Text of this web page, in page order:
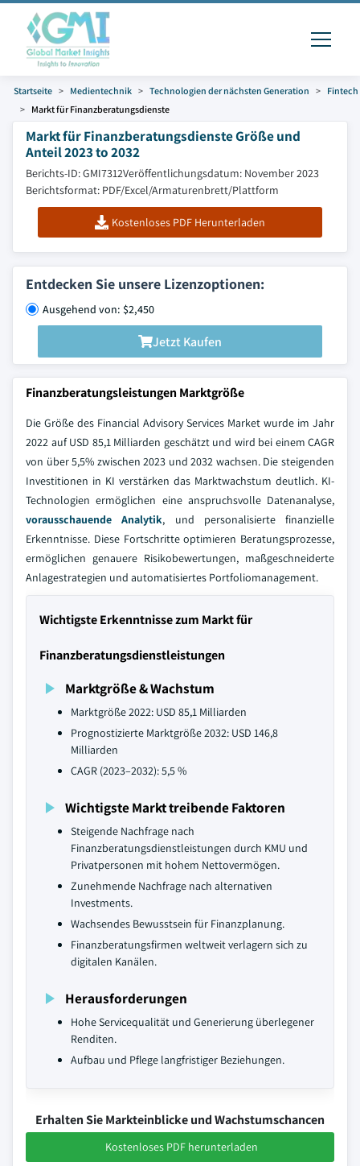
Startseite Medientechnik Technologien der nächsten Generation
Fintech
Markt für Finanzberatungsdienste
Markt für Finanzberatungsdienste Größe und
Anteil 2023 to 2032
Berichts-ID: GMI7312Veröffentlichungsdatum: November 2023
Berichtsformat: PDF/Excel/Armaturenbrett/Plattform
Kostenloses PDF Herunterladen
Entdecken Sie unsere Lizenzoptionen:
Ausgehend von: $2,450
Jetzt Kaufen
Finanzberatungsleistungen Marktgröße
Die Größe des Financial Advisory Services Market wurde im Jahr
2022 auf USD 85,1 Milliarden geschätzt und wird bei einem CAGR
von über 5,5% zwischen 2023 und 2032 wachsen. Die steigenden
Investitionen in KI verstärken das Marktwachstum deutlich. KI-
Technologien ermöglichen eine anspruchsvolle Datenanalyse,
vorausschauende Analytik, und personalisierte finanzielle
Erkenntnisse. Diese Fortschritte optimieren Beratungsprozesse,
ermöglichen genauere Risikobewertungen, maßgeschneiderte
Anlagestrategien und automatisiertes Portfoliomanagement.
Wichtigste Erkenntnisse zum Markt für
Finanzberatungsdienstleistungen
Marktgröße & Wachstum
Marktgröße 2022: USD 85,1 Milliarden
Prognostizierte Marktgröße 2032: USD 146,8
Milliarden
CAGR (2023–2032): 5,5 %
Wichtigste Markt treibende Faktoren
Steigende Nachfrage nach
Finanzberatungsdienstleistungen durch KMU und
Privatpersonen mit hohem Nettovermögen.
Zunehmende Nachfrage nach alternativen
Investments.
Wachsendes Bewusstsein für Finanzplanung.
Finanzberatungsfirmen weltweit verlagern sich zu
digitalen Kanälen.
Herausforderungen
Hohe Servicequalität und Generierung überlegener
Renditen.
Aufbau und Pflege langfristiger Beziehungen.
Erhalten Sie Markteinblicke und Wachstumschancen
Kostenloses PDF herunterladen